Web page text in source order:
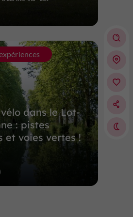
vélo dans le Lot-
: pistes
et voies vertes !